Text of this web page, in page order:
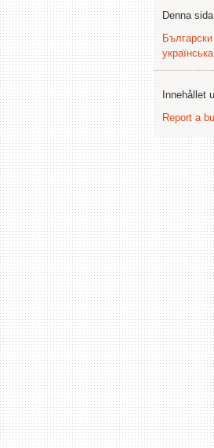
Denna
Innehållet
Report a